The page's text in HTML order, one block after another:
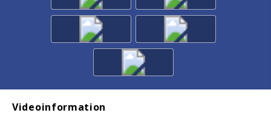
Videoinformation